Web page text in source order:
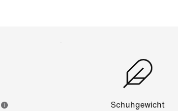
Schuhgewicht